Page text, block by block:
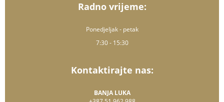
Radno vrijeme:
Ponedjeljak - petak
7:30 - 15:30
Kontaktirajte nas:
BANJA LUKA